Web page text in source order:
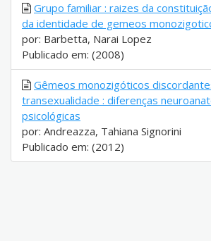
Grupo familiar : raizes da
da identidade de gemeos
por: Barbetta, Narai Lopez
Publicado em: (2008)
Gêmeos monozigóticos
transexualidade : diferenças
psicológicas
por: Andreazza, Tahiana Signorini
Publicado em: (2012)